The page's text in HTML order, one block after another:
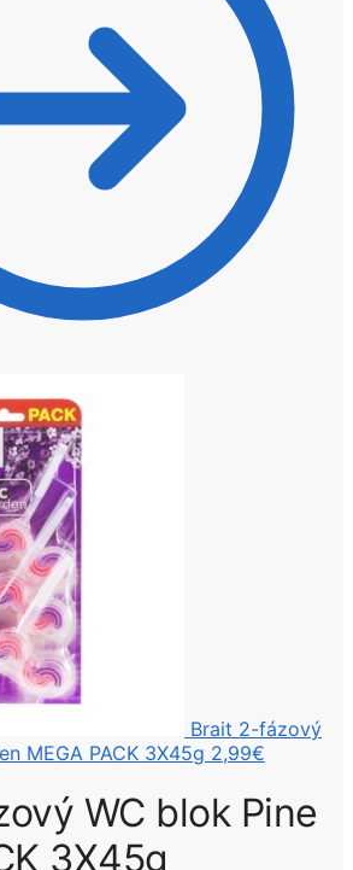
Brait 2-fázový
MEGA PACK 3X45g 2,99€
WC blok Pine
3X45g